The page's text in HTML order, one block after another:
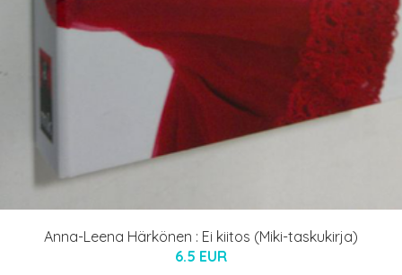
Anna-Leena Härkönen : Ei kiitos (Miki-taskukirja)
6.5 EUR